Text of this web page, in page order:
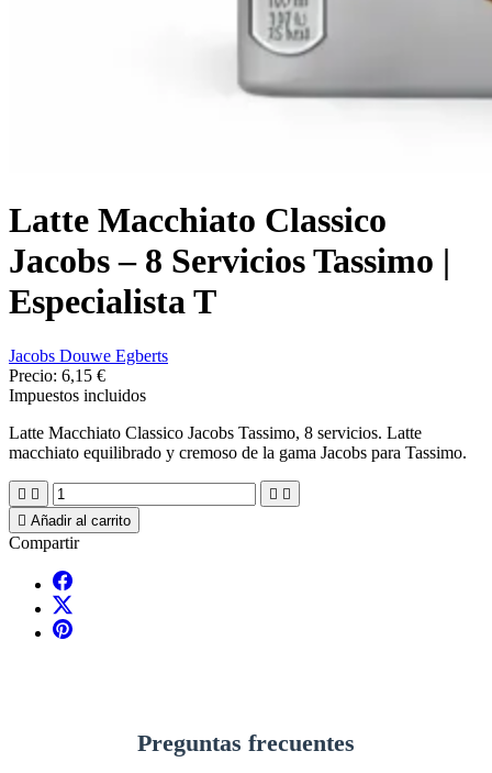
Latte Macchiato Classico
Jacobs – 8 Servicios Tassimo |
Especialista T
Jacobs Douwe Egberts
Precio: 6,15 €
Impuestos incluidos
Latte Macchiato Classico Jacobs Tassimo, 8 servicios. Latte
macchiato equilibrado y cremoso de la gama Jacobs para Tassimo.
   
 Añadir al carrito
Compartir
Preguntas frecuentes